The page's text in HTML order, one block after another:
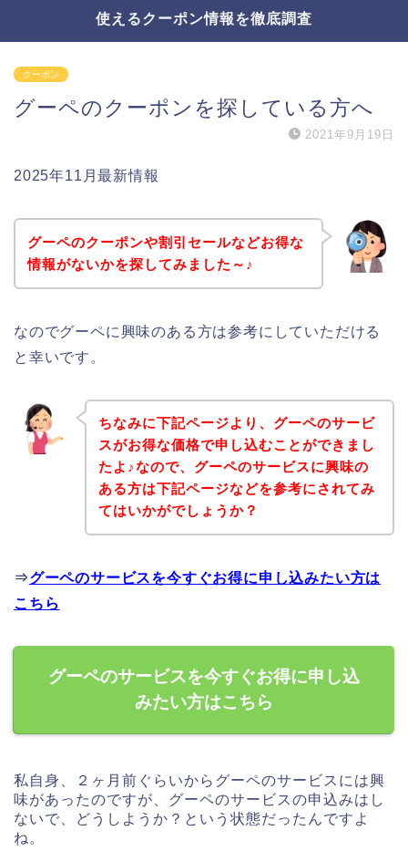
使えるクーポン情報を徹底調査
クーポン
グーペのクーポンを探している方へ
2021年9月19日
2025年11月最新情報
グーペのクーポンや割引セールなどお得な
情報がないかを探してみました～♪
なのでグーペに興味のある方は参考にしていただける
と幸いです。
ちなみに下記ページより、グーペのサービ
スがお得な価格で申し込むことができまし
たよ♪なので、グーペのサービスに興味の
ある方は下記ページなどを参考にされてみ
てはいかがでしょうか？
⇒グーペのサービスを今すぐお得に申し込みたい方は
こちら
グーペのサービスを今すぐお得に申し込
みたい方はこちら
私自身、２ヶ月前ぐらいからグーペのサービスには興
味があったのですが、グーペのサービスの申込みはし
ないで、どうしようか？という状態だったんですよ
ね。